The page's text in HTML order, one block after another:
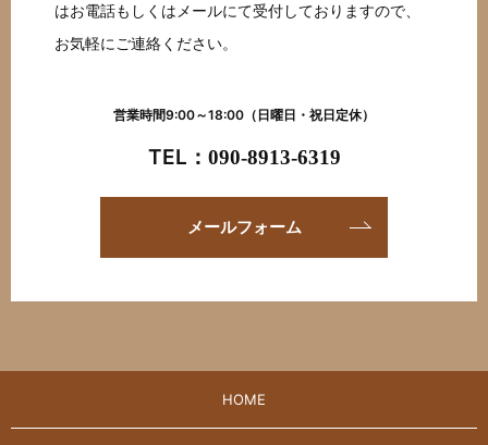
はお電話もしくはメールにて受付しておりますので、
お気軽にご連絡ください。
営業時間9:00～18:00（日曜日・祝日定休）
TEL： 090-8913-6319
メールフォーム
HOME